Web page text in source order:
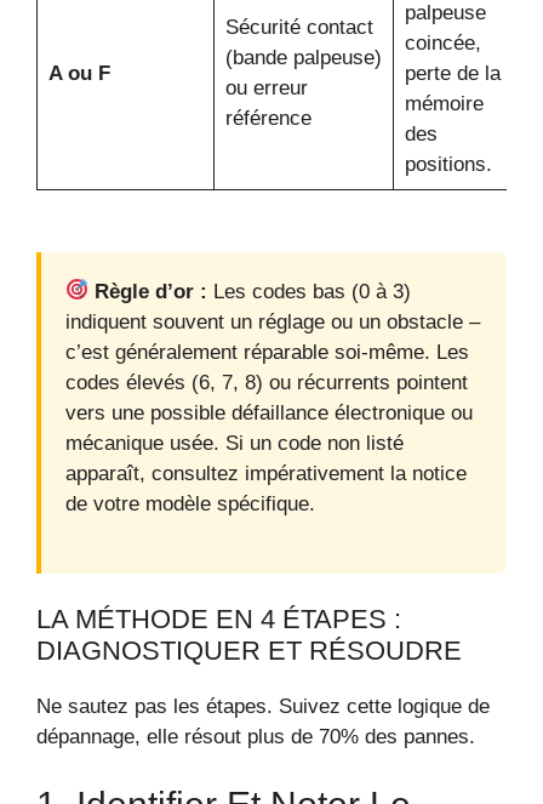
A ou F
Sécurité contact
(bande palpeuse)
ou erreur
référence
palpeuse
coincée,
perte de la
mémoire
des
positions.
Règle d’or : Les codes bas (0 à 3)
indiquent souvent un réglage ou un obstacle –
c’est généralement réparable soi-même. Les
codes élevés (6, 7, 8) ou récurrents pointent
vers une possible défaillance électronique ou
mécanique usée. Si un code non listé
apparaît, consultez impérativement la notice
de votre modèle spécifique.
LA MÉTHODE EN 4 ÉTAPES :
DIAGNOSTIQUER ET RÉSOUDRE
Ne sautez pas les étapes. Suivez cette logique de
dépannage, elle résout plus de 70% des pannes.